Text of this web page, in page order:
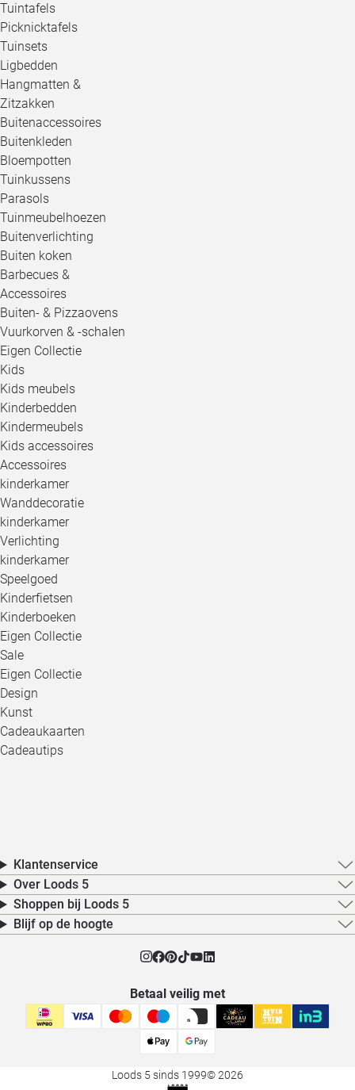
Tuintafels
Picknicktafels
Tuinsets
Ligbedden
Hangmatten &
Zitzakken
Buitenaccessoires
Buitenkleden
Bloempotten
Tuinkussens
Parasols
Tuinmeubelhoezen
Buitenverlichting
Buiten koken
Barbecues &
Accessoires
Buiten- & Pizzaovens
Vuurkorven & -schalen
Eigen Collectie
Kids
Kids meubels
Kinderbedden
Kindermeubels
Kids accessoires
Accessoires
kinderkamer
Wanddecoratie
kinderkamer
Verlichting
kinderkamer
Speelgoed
Kinderfietsen
Kinderboeken
Eigen Collectie
Sale
Eigen Collectie
Design
Kunst
Cadeaukaarten
Cadeautips
Klantenservice
Over Loods 5
Shoppen bij Loods 5
Blijf op de hoogte
Betaal veilig met
Loods 5 sinds 1999© 2026